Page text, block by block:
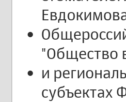
"Общество
и
субъектах